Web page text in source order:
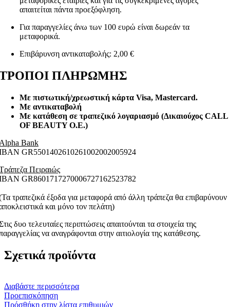
απαιτείται πάντα προεξόφληση.
Για παραγγελίες άνω των 100 ευρώ είναι δωρεάν τα
μεταφορικά.
Επιβάρυνση αντικαταβολής: 2,00 €
ΠΛΗΡΩΜΗΣ
Με πιστωτική/χρεωστική κάρτα Visa, Mastercard.
Με αντικαταβολή
Με κατάθεση σε τραπεζικό λογαριασμό (Δικαιούχος CALL
OF BEAUTY O.E.)
Bank
GR5501402610261002002005924
Πειραιώς
GR8601717270006727162523782
τραπεζικά έξοδα για μεταφορά από άλλη τράπεζα θα επιβαρύνουν
και μόνο τον πελάτη)
δυο τελευταίες περιπτώσεις απαιτούνται τα στοιχεία της
να αναγράφονται στην αιτιολογία της κατάθεσης.
Σχετικά προϊόντα
Διαβάστε περισσότερα
Προεπισκόπηση
Πρόσθήκη στην λίστα επιθυμιών